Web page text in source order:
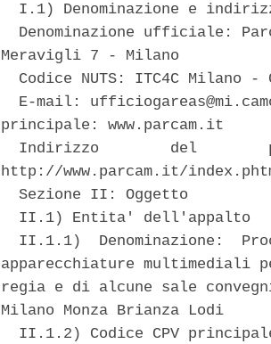
I.1) Denominazione e
Denominazione ufficiale:
Meravigli 7 - Milano
Codice NUTS: ITC4C Milano
E-mail:
principale: www.parcam.it
Indirizzo        del
http://www.parcam.it/
  Sezione II: Oggetto
  II.1) Entita' dell'appalto
II.1.1)  Denominazione:
apparecchiature
regia e di alcune sale
Milano Monza Brianza Lodi
II.1.2) Codice CPV